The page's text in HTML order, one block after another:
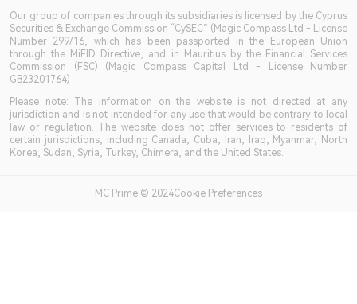
Our group of companies through its subsidiaries is licensed by the Cyprus
Securities & Exchange Commission “CySEC” (Magic Compass Ltd - License
Number 299/16, which has been passported in the European Union
through the MiFID Directive, and in Mauritius by the Financial Services
Commission (FSC) (Magic Compass Capital Ltd - License Number
GB23201764)
Please note: The information on the website is not directed at any
jurisdiction and is not intended for any use that would be contrary to local
law or regulation. The website does not offer services to residents of
certain jurisdictions, including Canada, Cuba, Iran, Iraq, Myanmar, North
Korea, Sudan, Syria, Turkey, Chimera, and the United States.
MC Prime © 2024Cookie Preferences